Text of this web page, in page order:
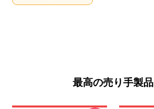
最高の売り手製品